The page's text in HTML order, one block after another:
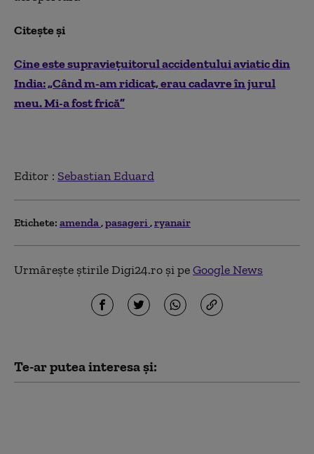
Citește și
Cine este supraviețuitorul accidentului aviatic din
India: „Când m-am ridicat, erau cadavre în jurul
meu. Mi-a fost frică”
Editor : Sebastian Eduard
Etichete: amenda pasageri ryanair
Urmărește știrile Digi24.ro și peGoogle News
Te-ar putea interesa și: